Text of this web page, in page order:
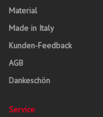
Material
Made in Italy
Kunden-Feedback
AGB
Dankeschön
Service